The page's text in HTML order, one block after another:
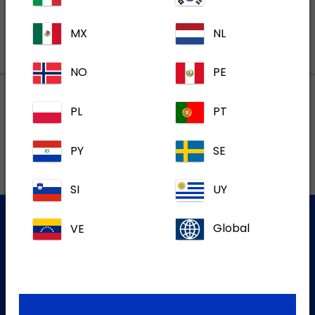
Lokalne adrese
korisnike
MX NL
NO PE
PL PT
PY SE
SI UY
VE Global